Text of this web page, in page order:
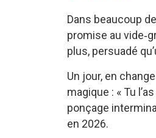
Dans beaucoup
promise au
plus, persuadé
Un jour, en
magique : « Tu
ponçage
en 2026.